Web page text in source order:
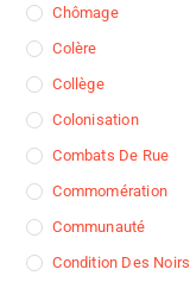
Chômage
Colère
Collège
Colonisation
Combats De Rue
Commomération
Communauté
Condition Des Noirs